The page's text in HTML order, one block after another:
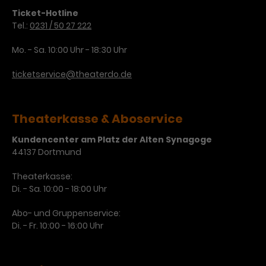
Ticket-Hotline
Tel.: 0231 / 50 27 222
Mo. - Sa. 10:00 Uhr - 18:30 Uhr
ticketservice@theaterdo.de
Theaterkasse & Aboservice
Kundencenter am Platz der Alten Synagoge
44137 Dortmund
Theaterkasse:
Di. - Sa. 10:00 - 18:00 Uhr
Abo- und Gruppenservice:
Di. - Fr. 10:00 - 16:00 Uhr